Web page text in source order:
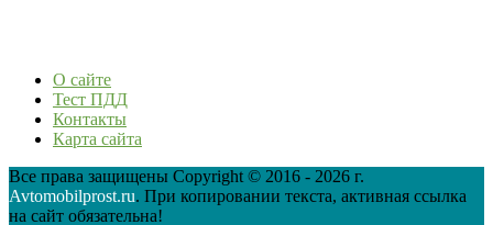
О сайте
Тест ПДД
Контакты
Карта сайта
Все права защищены Copyright © 2016 - 2026 г.
Avtomobilprost.ru. При копировании текста, активная ссылка
на сайт обязательна!